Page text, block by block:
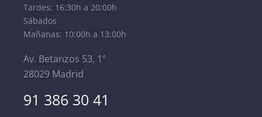
Tardes: 16:30h a 20:00h
Sábados
Mañanas: 10:00h a 13:00h
Av. Betanzos 53, 1º
28029 Madrid
91 386 30 41